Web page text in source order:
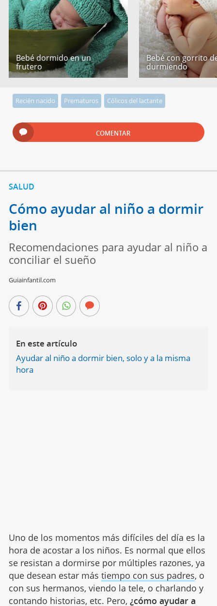
Bebé dormido en un
frutero
Bebé con gorrito
durmiendo
Recién nacido Prematuros Cólicos del lactante
COMENTAR
SALUD
Cómo ayudar al niño a dormir
bien
Recomendaciones para ayudar al niño a
conciliar el sueño
Guiainfantil.com
En este artículo
Ayudar al niño a dormir bien, solo y a la misma
hora
Uno de los momentos más difíciles del día es la
hora de acostar a los niños. Es normal que ellos
se resistan a dormirse por múltiples razones, ya
que desean estar más tiempo con sus padres, o
con sus hermanos, viendo la tele, o charlando y
contando historias, etc. Pero, ¿cómo ayudar a